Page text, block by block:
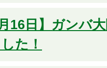
16日】ガンバ
た！